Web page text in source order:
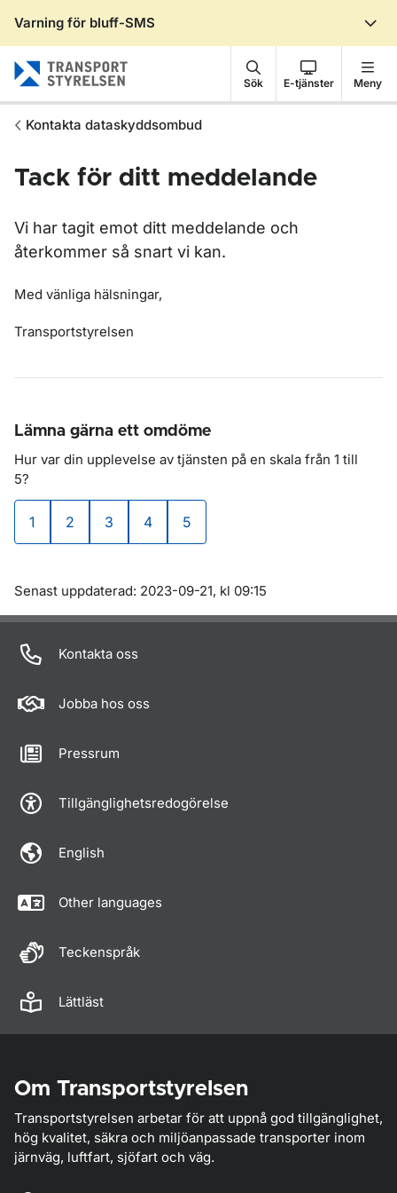
Varning för bluff-SMS
Sök E-tjänster Meny
Kontakta dataskyddsombud
Tack för ditt meddelande
Vi har tagit emot ditt meddelande och
återkommer så snart vi kan.
Med vänliga hälsningar,
Transportstyrelsen
Lämna gärna ett omdöme
Hur var din upplevelse av tjänsten på en skala från 1 till
5?
1
väldigt dålig
2
dålig
3
varken bra eller dålig
4
bra
5
väldigt bra
Om sidan
Senast uppdaterad: 2023-09-21, kl 09:15
Kontakta oss
Jobba hos oss
Pressrum
Tillgänglighetsredogörelse
English
Other languages
Teckenspråk
Lättläst
Om Transportstyrelsen
Transportstyrelsen arbetar för att uppnå god tillgänglighet,
hög kvalitet, säkra och miljöanpassade transporter inom
järnväg, luftfart, sjöfart och väg.